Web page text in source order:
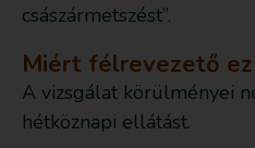
császármetszést”.
Miért félrevezető
A vizsgálat körülményei
hétköznapi ellátást.